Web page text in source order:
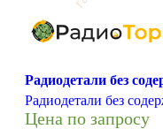
Радиодетали без
Радиодетали без
Цена по запросу